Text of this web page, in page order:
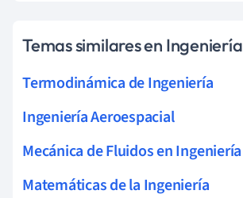
Temas similares en Ingeniería
Termodinámica de Ingeniería
Ingeniería Aeroespacial
Mecánica de Fluidos en Ingeniería
Matemáticas de la Ingeniería